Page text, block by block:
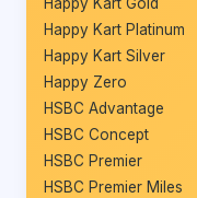
Happy Kart Gold
Happy Kart Platinum
Happy Kart Silver
Happy Zero
HSBC Advantage
HSBC Concept
HSBC Premier
HSBC Premier Miles